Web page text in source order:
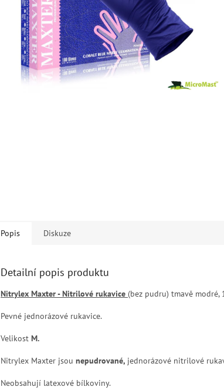
Popis Diskuze
Detailní popis produktu
Nitrylex Maxter - Nitrilové rukavice (bez pudru) tmavě modré,
Pevné jednorázové rukavice.
Velikost M.
Nitrylex Maxter jsou nepudrované, jednorázové nitrilové
Neobsahují latexové bílkoviny.